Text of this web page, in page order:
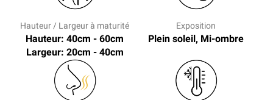
Hauteur / Largeur à maturité
Hauteur: 40cm - 60cm
Largeur: 20cm - 40cm
Exposition
Plein soleil, Mi-ombre